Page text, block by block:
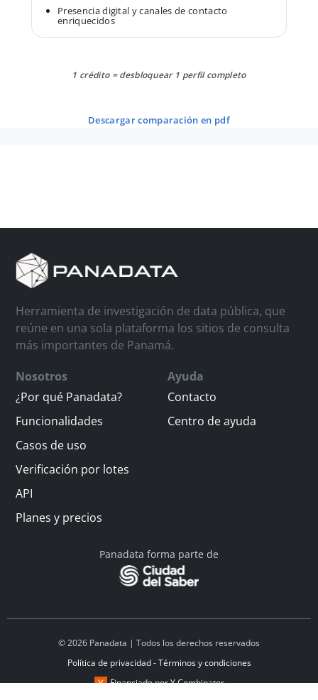
Presencia digital y canales de contacto
enriquecidos
1 crédito = desbloquear 1 perfil completo
descargar comparación en pdf
Herramienta de investigación de data pública, que
reúne en una sola plataforma los sitios de consulta
más importantes de Panamá.
Nosotros
¿Por qué Panadata?
Funcionalidades
Casos de uso
Verificación por lotes
API
Planes y precios
Ayuda
Contacto
Centro de ayuda
Panadata forma parte de
© 2026 Panadata | Todos los derechos reservados
Política de privacidad - Términos y condiciones
Financiado por Y Combinator